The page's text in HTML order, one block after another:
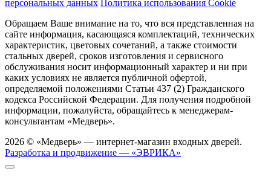
персональных данных Политика использования Cookie
Обращаем Ваше внимание на то, что вся представленная на
сайте информация, касающаяся комплектаций, технических
характеристик, цветовых сочетаний, а также стоимости
стальных дверей, сроков изготовления и сервисного
обслуживания носит информационный характер и ни при
каких условиях не является публичной офертой,
определяемой положениями Статьи 437 (2) Гражданского
кодекса Российской Федерации. Для получения подробной
информации, пожалуйста, обращайтесь к менеджерам-
консультантам «Медверь».
2026 © «Медверь» — интернет-магазин входных дверей.
Разработка и продвижение — «ЭВРИКА»